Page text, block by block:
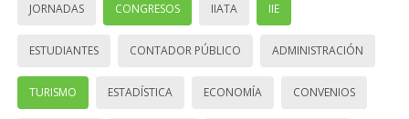
JORNADAS CONGRESOS IIATA IIE
ESTUDIANTES CONTADOR PÚBLICO ADMINISTRACIÓN
TURISMO ESTADÍSTICA ECONOMÍA CONVENIOS